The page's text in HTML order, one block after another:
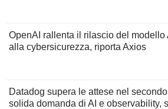
OpenAI rallenta il rilascio del modello
alla cybersicurezza, riporta Axios
Datadog supera le attese nel
solida domanda di AI e observability,